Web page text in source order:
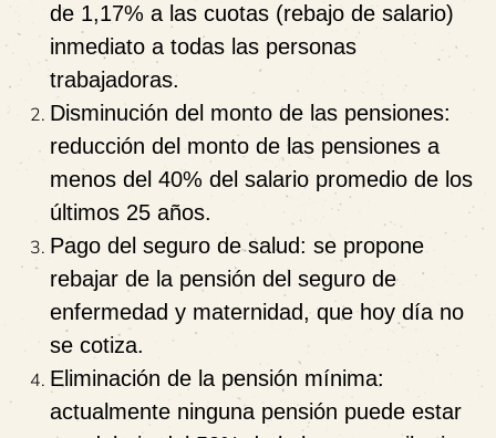
de 1,17% a las cuotas (rebajo de salario)
inmediato a todas las personas
trabajadoras.
Disminución del monto de las pensiones:
reducción del monto de las pensiones a
menos del 40% del salario promedio de los
últimos 25 años.
Pago del seguro de salud: se propone
rebajar de la pensión del seguro de
enfermedad y maternidad, que hoy día no
se cotiza.
Eliminación de la pensión mínima:
actualmente ninguna pensión puede estar